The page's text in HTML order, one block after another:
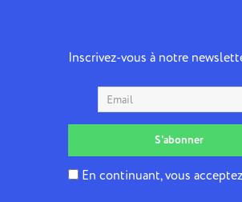
Inscrivez-vous à notre
En continuant, vous